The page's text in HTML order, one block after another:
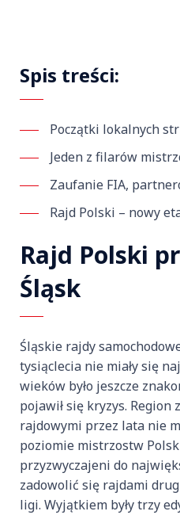
Spis treści:
Początki lokalnych
Jeden z filarów
Zaufanie FIA,
Rajd Polski – nowy
Rajd Polski
Śląsk
Śląskie rajdy
tysiąclecia nie miały się
wieków było jeszcze
pojawił się kryzys.
rajdowymi przez lata nie
poziomie mistrzostw
przyzwyczajeni do
zadowolić się rajdami
ligi. Wyjątkiem były trzy